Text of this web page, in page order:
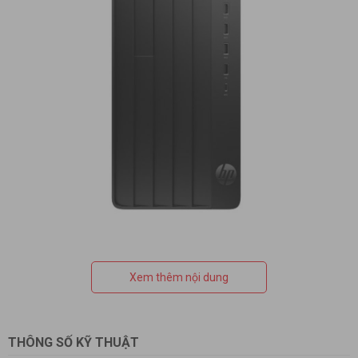
Hiệu suất vượt trội với Intel Core i5
thế hệ 12
Lake,
máy tính để bàn HP
tượng với6 nhân 12 luồng
Xem thêm nội dung
THÔNG SỐ KỸ THUẬT